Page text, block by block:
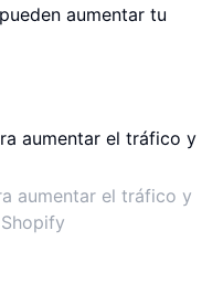
aumentar tu
aumentar el tráfico y